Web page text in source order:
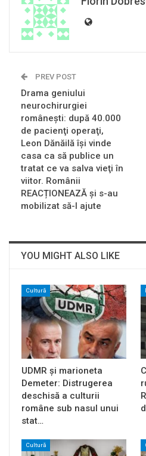
PREV POST
Drama geniului
neurochirurgiei
româneşti: după 40.000
de pacienţi operaţi,
Leon Dănăilă îşi vinde
casa ca să publice un
tratat ce va salva vieţi în
viitor. Românii
REACȚIONEAZĂ și s-au
mobilizat să-l ajute
YOU MIGHT ALSO LIKE
Cultură
UDMR și marioneta
Demeter: Distrugerea
deschisă a culturii
române sub nasul unui
stat…
Cultură